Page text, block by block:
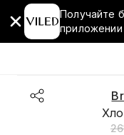
Получайте
приложении